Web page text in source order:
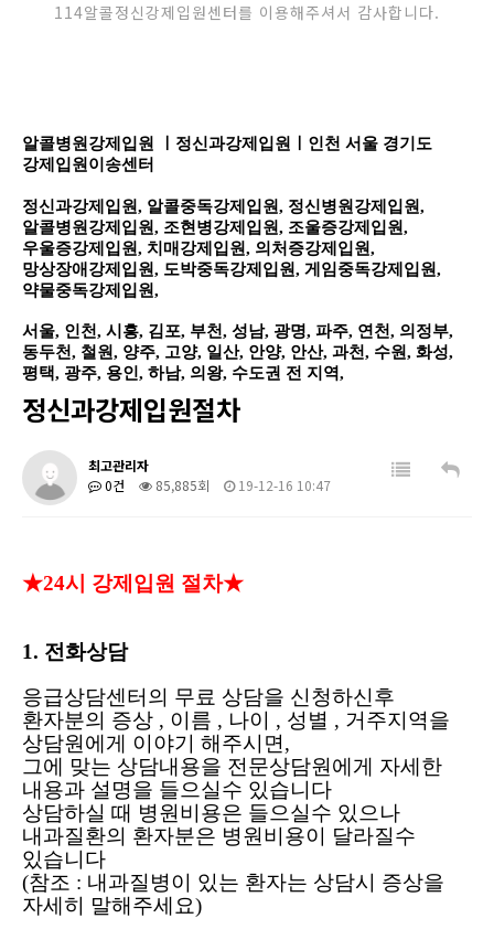
114알콜정신강제입원센터를 이용해주셔서 감사합니다.
알콜병원강제입원 ㅣ정신과강제입원ㅣ인천 서울 경기도
강제입원이송센터
정신과강제입원, 알콜중독강제입원, 정신병원강제입원,
알콜병원강제입원, 조현병강제입원, 조울증강제입원,
우울증강제입원, 치매강제입원, 의처증강제입원,
망상장애강제입원, 도박중독강제입원, 게임중독강제입원,
약물중독강제입원,
서울, 인천, 시흥, 김포, 부천, 성남, 광명, 파주, 연천, 의정부,
동두천, 철원, 양주, 고양, 일산, 안양, 안산, 과천, 수원, 화성,
평택, 광주, 용인, 하남, 의왕, 수도권 전 지역,
정신과강제입원절차
최고관리자
0건
85,885회 19-12-16 10:47
★24시 강제입원 절차★
1. 전화상담
응급상담센터의 무료 상담을 신청하신후
환자분의 증상 , 이름 , 나이 , 성별 , 거주지역을
상담원에게 이야기 해주시면,
그에 맞는 상담내용을 전문상담원에게 자세한
내용과 설명을 들으실수 있습니다
상담하실 때 병원비용은 들으실수 있으나
내과질환의 환자분은 병원비용이 달라질수
있습니다
(참조 : 내과질병이 있는 환자는 상담시 증상을
자세히 말해주세요)